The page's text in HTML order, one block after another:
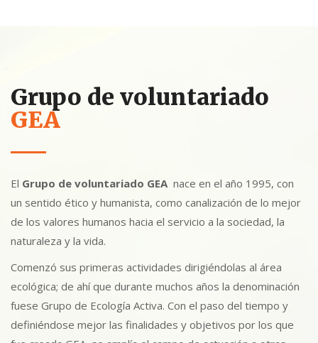
Grupo de voluntariado
GEA
El Grupo de voluntariado GEAnace en el año 1995, con
un sentido ético y humanista, como canalización de lo mejor
de los valores humanos hacia el servicio a la sociedad, la
naturaleza y la vida.
Comenzó sus primeras actividades dirigiéndolas al área
ecológica; de ahí que durante muchos años la denominación
fuese Grupo de Ecología Activa. Con el paso del tiempo y
definiéndose mejor las finalidades y objetivos por los que